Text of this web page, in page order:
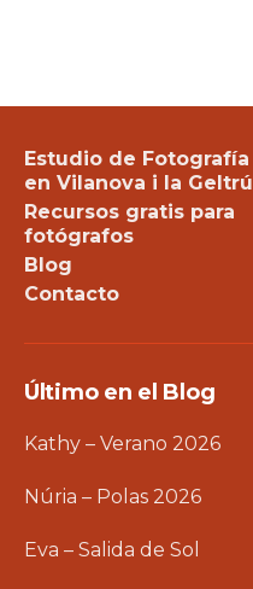
Estudio de Fotografía
en Vilanova i la Geltrú
Recursos gratis para
fotógrafos
Blog
Contacto
Último en el Blog
Kathy – Verano 2026
Núria – Polas 2026
Eva – Salida de Sol